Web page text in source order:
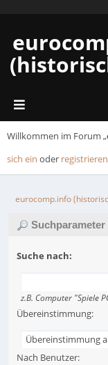
Willkommen im Forum „
sich ein oder
eurocomp.info
Suchparameter
Suche nach:
z.B. Computer "Spiele
Übereinstimmung:
Nach Benutzer: